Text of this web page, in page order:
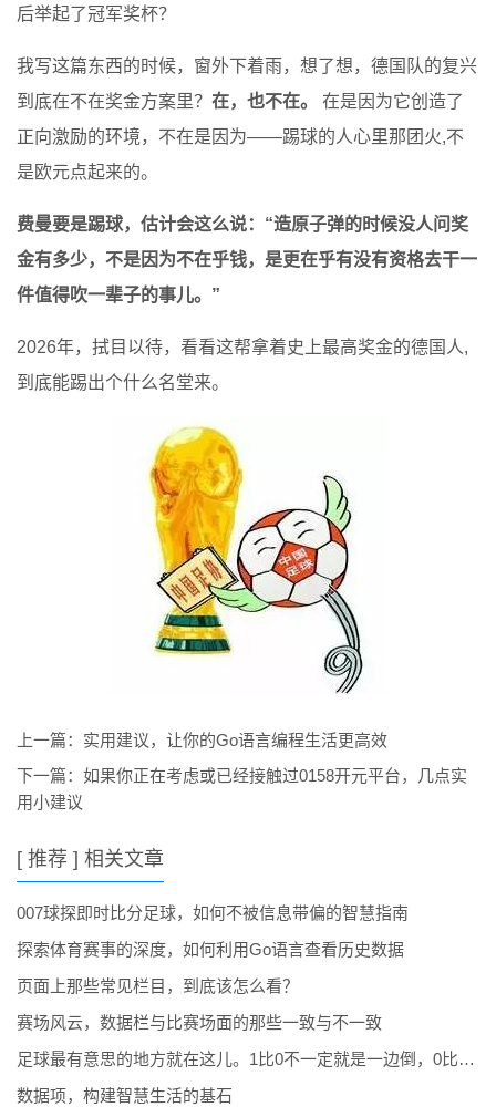
后举起了冠军奖杯？
我写这篇东西的时候，窗外下着雨，想了想，德国队的复兴
到底在不在奖金方案里？ 在，也不在。
在是因为它创造了
正向激励的环境，不在是因为——踢球的人心里那团火,不
是欧元点起来的。
费曼要是踢球，估计会这么说：“造原子弹的时候没人问奖
金有多少，不是因为不在乎钱，是更在乎有没有资格去干一
件值得吹一辈子的事儿。”
2026年，拭目以待，看看这帮拿着史上最高奖金的德国人,
到底能踢出个什么名堂来。
上一篇： 实用建议，让你的Go语言编程生活更高效
下一篇： 如果你正在考虑或已经接触过0158开元平台，几点实
用小建议
[ 推荐 ] 相关文章
007球探即时比分足球，如何不被信息带偏的智慧指南
探索体育赛事的深度，如何利用Go语言查看历史数据
页面上那些常见栏目，到底该怎么看？
赛场风云，数据栏与比赛场面的那些一致与不一致
足球最有意思的地方就在这儿。1比0不一定就是一边倒，0比0也不一定沉闷。你可以重点看这些数字：
数据项，构建智慧生活的基石